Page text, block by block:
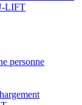
LIFT
personne